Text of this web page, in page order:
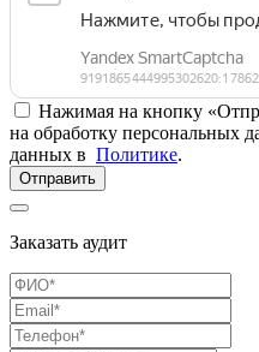
Нажимая на кнопку
на обработку персональных
данных в Политике.
Отправить
Заказать аудит